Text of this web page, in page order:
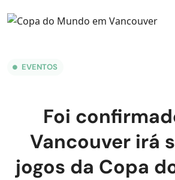
EVENTOS
Foi
Vancouver irá
jogos da Copa